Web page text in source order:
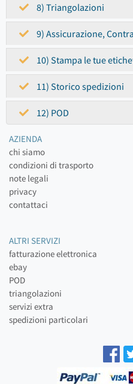
8) Triangolazioni
9) Assicurazione,
10) Stampa le tue
11) Storico spedizioni
12) POD
AZIENDA
chi siamo
condizioni di trasporto
note legali
privacy
contattaci
ALTRI SERVIZI
fatturazione elettronica
ebay
POD
triangolazioni
servizi extra
spedizioni particolari